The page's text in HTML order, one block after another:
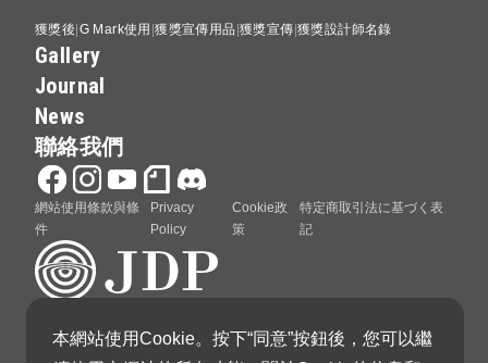
獲獎後 G Mark使用 獲獎宣傳用品 獲獎宣傳 獲獎設計師名錄
Gallery
Journal
News
聯絡我們
網站使用條款與條
件
Privacy
Policy
Cookie政
策
特定商取引法に基づく表
記
GOOD DESIGN AWARD 由日本設計振興會（Japan
本網站使用Cookie。按下“同意”按鈕後，您可以繼